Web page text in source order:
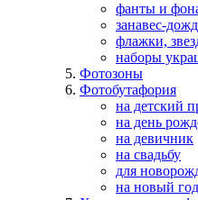
фанты и
занавес-
флажки,
наборы
Фотозоны
Фотобутафория
на детский
на день
на девичник
на свадьбу
для
на новый год